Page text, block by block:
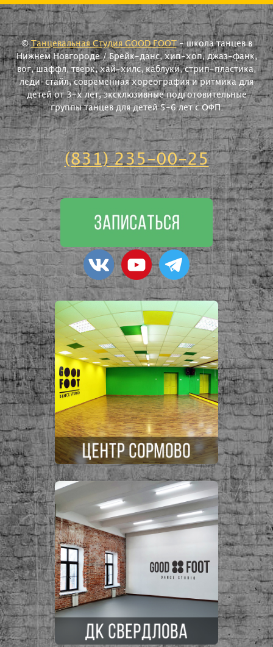
©Танцевальная Студия GOOD FOOT- школа танцев в
Нижнем Новгороде / Брейк-данс, хип-хоп, джаз-фанк,
вог, шаффл, тверк, хай-хилс, каблуки, стрип-пластика,
леди-стайл, современная хореография и ритмика для
детей от 3-х лет, эксклюзивные подготовительные
группы танцев для детей 5-6 лет с ОФП.
(831) 235-00-25